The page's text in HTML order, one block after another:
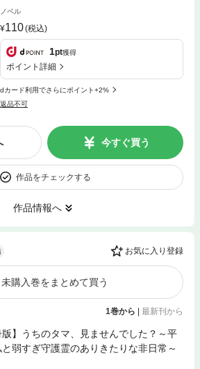
ノベル
110(税込)
1pt獲得
ポイント詳細
dカード利用でさらにポイント+2%
返品不可
今すぐ買う
作品をチェックする
作品情報へ
お気に入り登録
未購入巻をまとめて買う
1巻から | 最新刊から
版】うちのタマ、見ませんでした？～平
と弱すぎ守護霊のありきたりな非日常～